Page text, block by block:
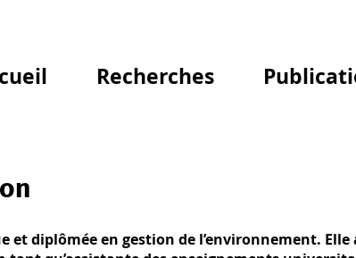
Recherches
et diplômée en gestion de l’environnement.